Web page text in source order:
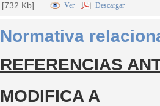
[732 Kb] Ver Descargar
Normativa
REFERENCIAS
MODIFICA A